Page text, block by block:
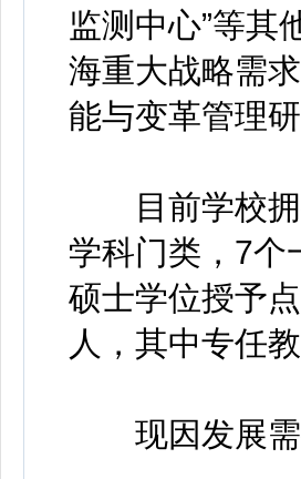
监测中心”等其
海重大战略需
能与变革管理
目前学校拥
学科门类，7个
硕士学位授予
人，其中专任
现因发展需